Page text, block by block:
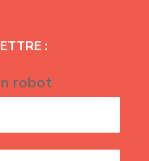
:
robot